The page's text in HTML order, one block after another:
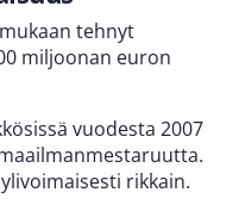
tehnyt
miljoonan euron
vuodesta 2007
rikkain.